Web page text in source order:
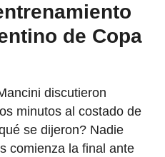
de Copa
discutieron
minutos al costado de
se dijeron? Nadie
comienza la final ante